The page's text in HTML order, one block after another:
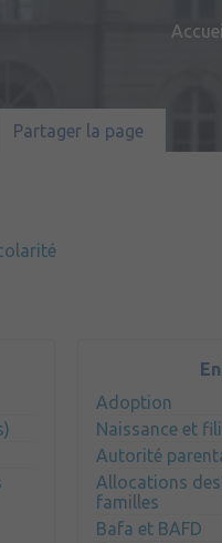
Accueil
Partager la page
Adoption
Naissance et
Autorité
Allocations
familles
Bafa et BAFD